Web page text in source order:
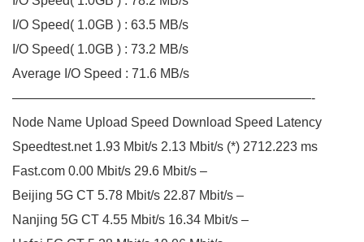
I/O Speed( 1.0GB ) : 63.5 MB/s
I/O Speed( 1.0GB ) : 73.2 MB/s
Average I/O Speed : 71.6 MB/s
———————————————————————-
Node Name Upload Speed Download Speed Latency
Speedtest.net 1.93 Mbit/s 2.13 Mbit/s (*) 2712.223 ms
Fast.com 0.00 Mbit/s 29.6 Mbit/s –
Beijing 5G CT 5.78 Mbit/s 22.87 Mbit/s –
Nanjing 5G CT 4.55 Mbit/s 16.34 Mbit/s –